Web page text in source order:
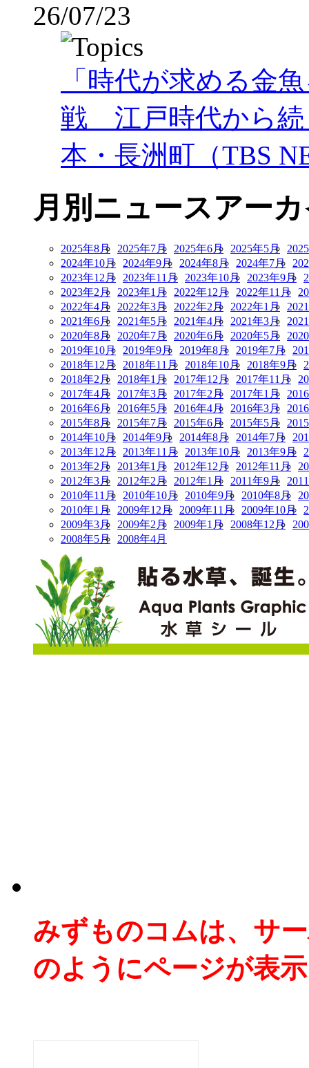
26/07/23
「時代が求める金
戦 江戸時代から
本・長洲町（TBS
月別ニュースアー
2025年8月 2025年7月 2025年6月 2025年5月
2024年10月
2024年9月 2024年8月 2024年7月
2023年12月
2023年11月 2023年10月 2023年9月
2023年2月
2023年1月 2022年12月 2022年11月
2022年4月
2022年3月 2022年2月 2022年1月
2021年6月
2021年5月 2021年4月 2021年3月
2020年8月
2020年7月 2020年6月 2020年5月
2019年10月
2019年9月 2019年8月 2019年7月
2018年12月
2018年11月 2018年10月 2018年9月
2018年2月
2018年1月 2017年12月 2017年11月
2017年4月
2017年3月 2017年2月 2017年1月
2016年6月
2016年5月 2016年4月 2016年3月
2015年8月
2015年7月 2015年6月 2015年5月
2014年10月
2014年9月 2014年8月 2014年7月
2013年12月
2013年11月 2013年10月 2013年9月
2013年2月
2013年1月 2012年12月 2012年11月
2012年3月
2012年2月 2012年1月 2011年9月
2010年11月
2010年10月 2010年9月 2010年8月
2010年1月
2009年12月 2009年11月 2009年10月
2009年3月
2009年2月 2009年1月 2008年12月
2008年5月
2008年4月
みずものコムは、サ
のようにページが表